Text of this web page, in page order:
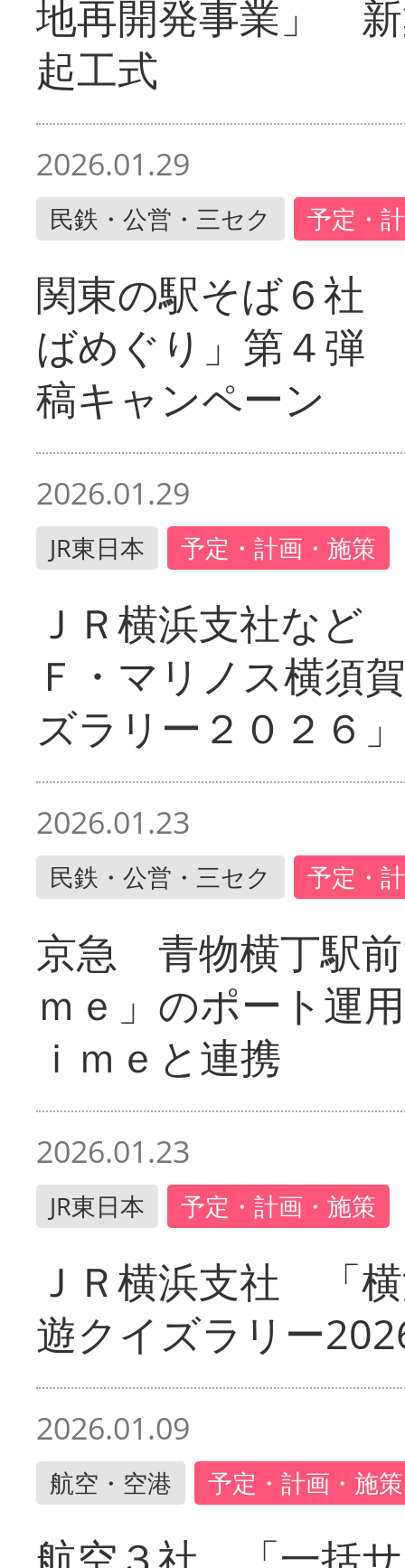
地再開発事業」
起工式
2026.01.29
民鉄・公営・三セク 予定・
関東の駅そば６社
ばめぐり」第４弾
稿キャンペーン
2026.01.29
JR東日本 予定・計画・施策
ＪＲ横浜支社など
Ｆ・マリノス横須
ズラリー２０２６」
2026.01.23
民鉄・公営・三セク 予定・
京急 青物横丁駅
ｍｅ」のポート運
ｉｍｅと連携
2026.01.23
JR東日本 予定・計画・施策
ＪＲ横浜支社 「
遊クイズラリー
2026.01.09
航空・空港 予定・計画・施策